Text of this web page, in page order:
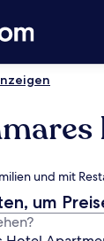
und mit
um